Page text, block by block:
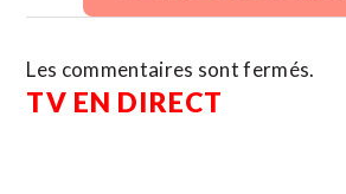
Les commentaires sont fermés.
TV EN DIRECT